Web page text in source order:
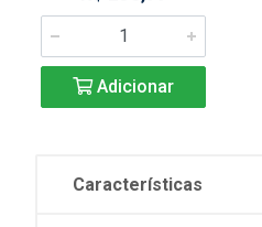
Adicionar
Características